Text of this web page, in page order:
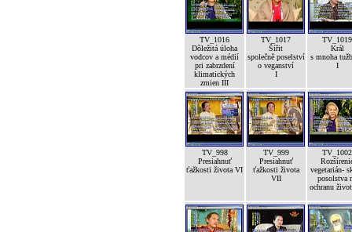
TV_1016
Dôležitá úloha
vodcov a médií
pri zabrzdení
klimatických
zmien III
TV_1017
Šířit
společně poselství
o veganství
I
TV_1019
Král
s mnoha
I
TV_998
Presiahnuť
ťažkosti života VI
TV_999
Presiahnuť
ťažkosti života
VII
TV_1002
vegetarián-
posolstva
ochranu